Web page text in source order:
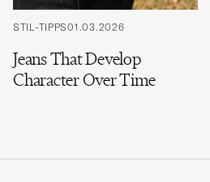
STIL-TIPPS01.03.2026
Jeans That Develop
Character Over Time